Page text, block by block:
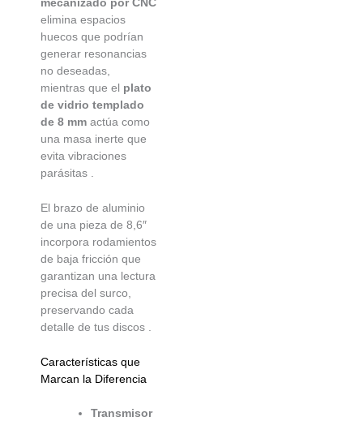
elimina espacios
huecos que podrían
generar resonancias
no deseadas,
mientras que el plato
de vidrio templado
de 8 mm actúa como
una masa inerte que
evita vibraciones
parásitas
El brazo de aluminio
de una pieza de 8,6″
incorpora rodamientos
de baja fricción que
garantizan una lectura
precisa del surco,
preservando cada
detalle de tus discos
Características que
Marcan la Diferencia
Transmisor